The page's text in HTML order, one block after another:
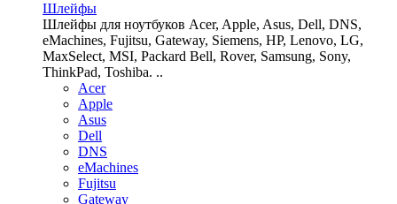
Шлейфы
Шлейфы для ноутбуков Acer, Apple, Asus, Dell, DNS,
eMachines, Fujitsu, Gateway, Siemens, HP, Lenovo, LG,
MaxSelect, MSI, Packard Bell, Rover, Samsung, Sony,
ThinkPad, Toshiba. ..
Acer
Apple
Asus
Dell
DNS
eMachines
Fujitsu
Gateway